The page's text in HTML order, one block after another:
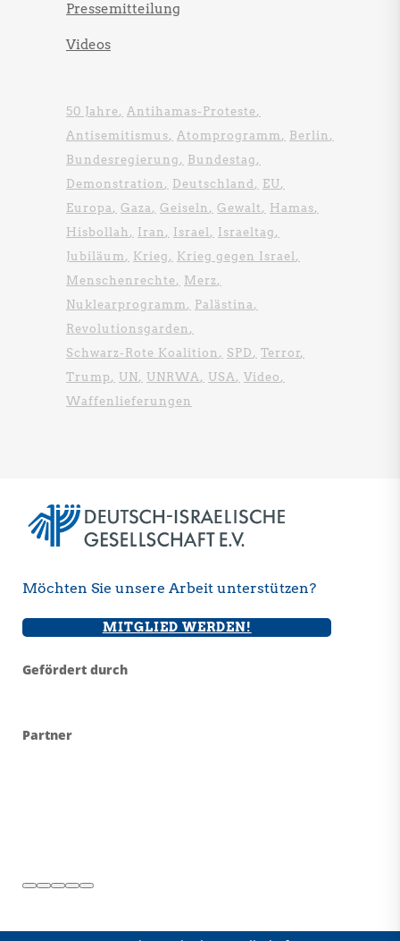
Pressemitteilung
Videos
50 Jahre
Antihamas-Proteste
Antisemitismus
Atomprogramm
Berlin
Bundesregierung
Bundestag
Demonstration
Deutschland
EU
Europa
Gaza Geiseln Gewalt
Hamas
Hisbollah
Iran Israel
Israeltag
Jubiläum
Krieg
Krieg gegen Israel
Menschenrechte
Merz
Nuklearprogramm
Palästina
Revolutionsgarden
Schwarz-Rote Koalition
SPD
Terror
Trump
UN UNRWA USA
Video
Waffenlieferungen
Möchten Sie unsere Arbeit unterstützen?
MITGLIED WERDEN!
Gefördert durch
Partner